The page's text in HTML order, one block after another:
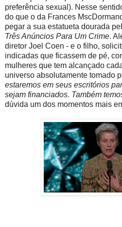
preferência sexual). Nesse
do que o da Frances
pegar a sua estatueta dourada
Três Anúncios Para Um Crime.
diretor Joel Coen - e o filho,
indicadas que ficassem de pé,
mulheres que tem alcançado
universo absolutamente tomado
estaremos em seus escritórios
sejam financiados. Também
dúvida um dos momentos mais